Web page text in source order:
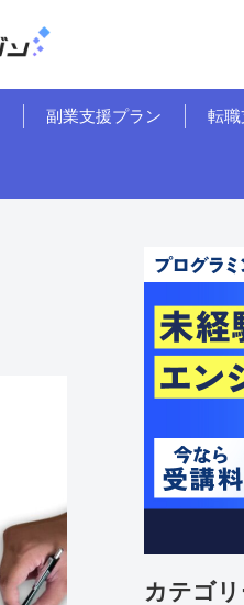
副業支援プラン 転職
カテゴリ